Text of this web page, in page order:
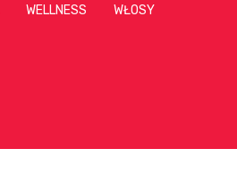
WELLNESS WŁOSY